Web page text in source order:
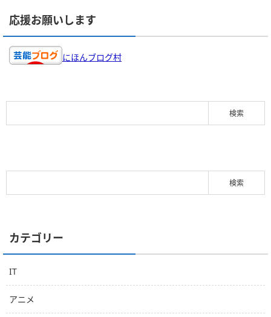
応援お願いします
にほんブログ村
カテゴリー
IT
アニメ